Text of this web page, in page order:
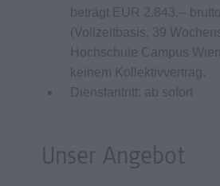
beträgt EUR 2.843,--
(Vollzeitbasis, 39
Hochschule Campus
keinem Kollektivvertrag.
Dienstantritt: ab sofort
Unser Angebot